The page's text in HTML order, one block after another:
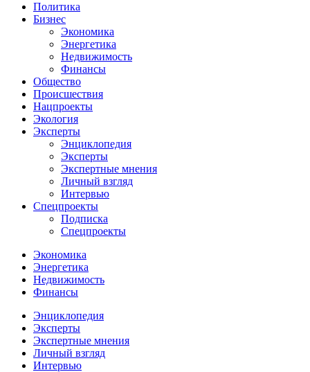
Политика
Бизнес
Экономика
Энергетика
Недвижимость
Финансы
Общество
Происшествия
Нацпроекты
Экология
Эксперты
Энциклопедия
Эксперты
Экспертные мнения
Личный взгляд
Интервью
Спецпроекты
Подписка
Спецпроекты
Экономика
Энергетика
Недвижимость
Финансы
Энциклопедия
Эксперты
Экспертные мнения
Личный взгляд
Интервью